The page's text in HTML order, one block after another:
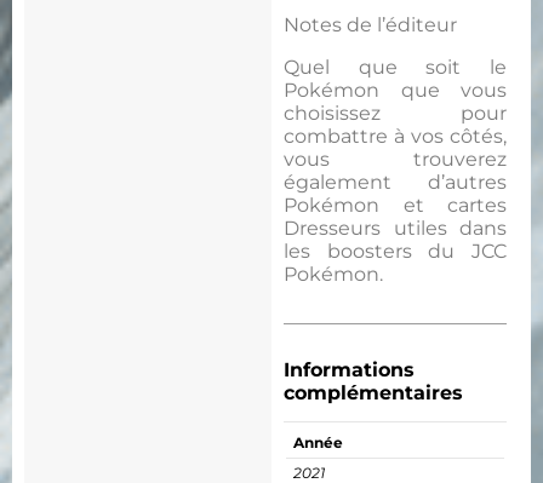
Notes de l’éditeur
Quel que soit le
Pokémon que vous
choisissez pour
combattre à vos côtés,
vous trouverez
également d’autres
Pokémon et cartes
Dresseurs utiles dans
les boosters du JCC
Pokémon.
Informations
complémentaires
Année
2021